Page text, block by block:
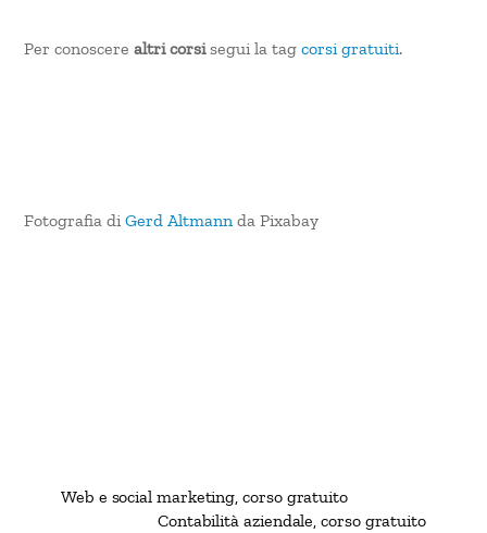
Per conoscerealtri corsisegui la tagcorsi gratuiti.
Fotografia diGerd Altmann da Pixabay
Web e social marketing, corso gratuito
Contabilità aziendale, corso gratuito